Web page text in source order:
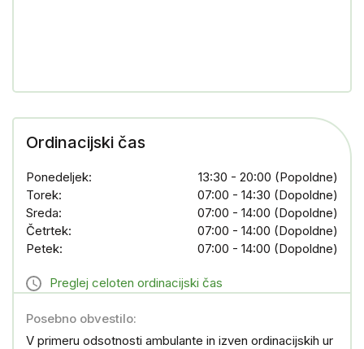
Ordinacijski čas
Ponedeljek:
13:30 - 20:00 (Popoldne)
Torek:
07:00 - 14:30 (Dopoldne)
Sreda:
07:00 - 14:00 (Dopoldne)
Četrtek:
07:00 - 14:00 (Dopoldne)
Petek:
07:00 - 14:00 (Dopoldne)
Preglej celoten ordinacijski čas
Posebno obvestilo:
V primeru odsotnosti ambulante in izven ordinacijskih ur